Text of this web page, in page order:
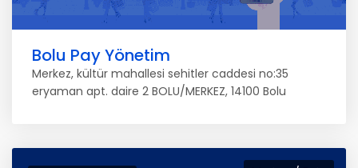
Bolu Pay Yönetim
Merkez, kültür mahallesi sehitler caddesi no:35
eryaman apt. daire 2 BOLU/MERKEZ, 14100 Bolu